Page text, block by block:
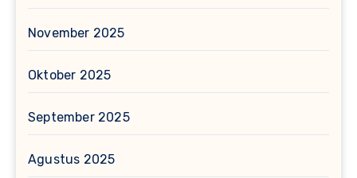
November 2025
Oktober 2025
September 2025
Agustus 2025